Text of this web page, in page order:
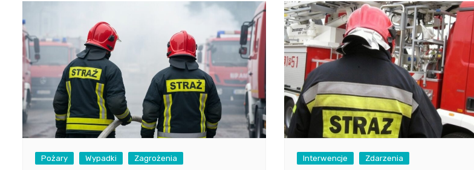
Pożary Wypadki Zagrożenia Interwencje Zdarzenia